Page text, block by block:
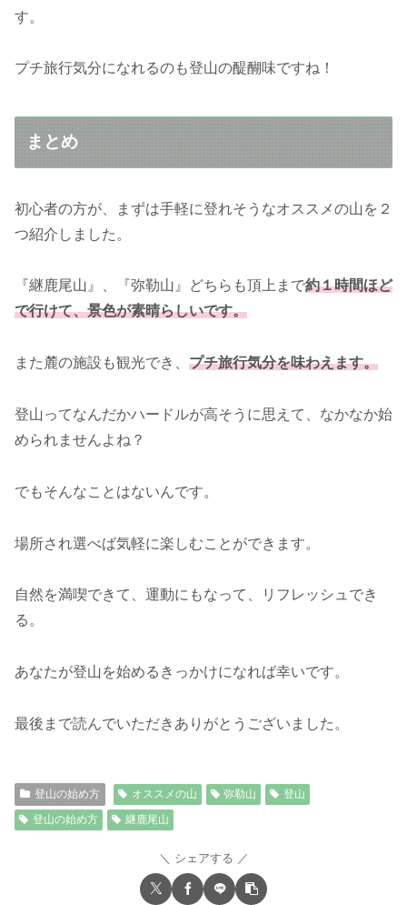
す。
プチ旅行気分になれるのも登山の醍醐味ですね！
まとめ
初心者の方が、まずは手軽に登れそうなオススメの山を２
つ紹介しました。
『継鹿尾山』、『弥勒山』どちらも頂上まで約１時間ほど
で行けて、景色が素晴らしいです。
また麓の施設も観光でき、 プチ旅行気分を味わえます。
登山ってなんだかハードルが高そうに思えて、なかなか始
められませんよね？
でもそんなことはないんです。
場所され選べば気軽に楽しむことができます。
自然を満喫できて、運動にもなって、リフレッシュでき
る。
あなたが登山を始めるきっかけになれば幸いです。
最後まで読んでいただきありがとうございました。
登山の始め方 オススメの山 弥勒山
登山
登山の始め方
継鹿尾山
シェアする